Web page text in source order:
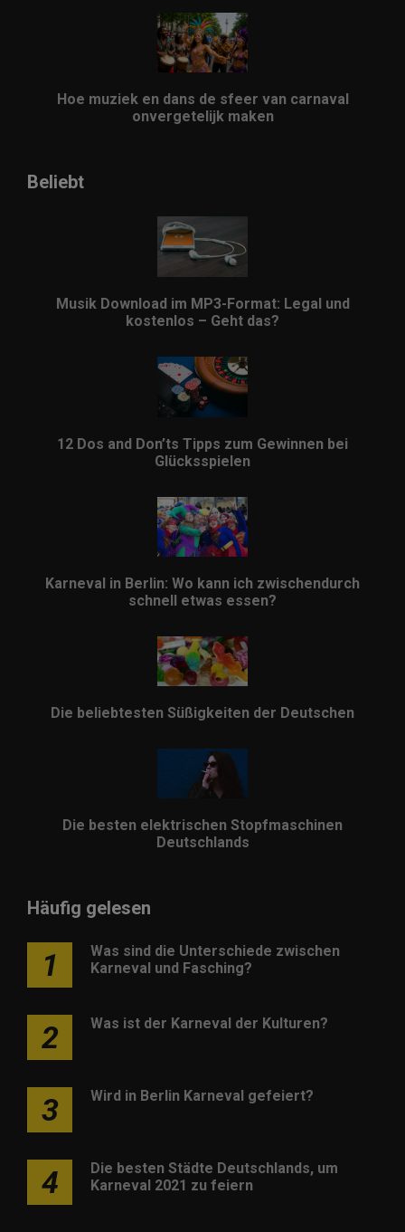
Hoe muziek en dans de sfeer van carnaval
onvergetelijk maken
Beliebt
Musik Download im MP3-Format: Legal und
kostenlos – Geht das?
12 Dos and Don’ts Tipps zum Gewinnen bei
Glücksspielen
Karneval in Berlin: Wo kann ich zwischendurch
schnell etwas essen?
Die beliebtesten Süßigkeiten der Deutschen
Die besten elektrischen Stopfmaschinen
Deutschlands
Häufig gelesen
1
Was sind die Unterschiede zwischen
Karneval und Fasching?
2 Was ist der Karneval der Kulturen?
3 Wird in Berlin Karneval gefeiert?
4
Die besten Städte Deutschlands, um
Karneval 2021 zu feiern